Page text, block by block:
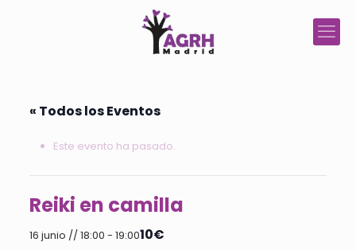
« Todos los Eventos
Este evento ha pasado.
Reiki en camilla
16 junio // 18:00 - 19:0010€